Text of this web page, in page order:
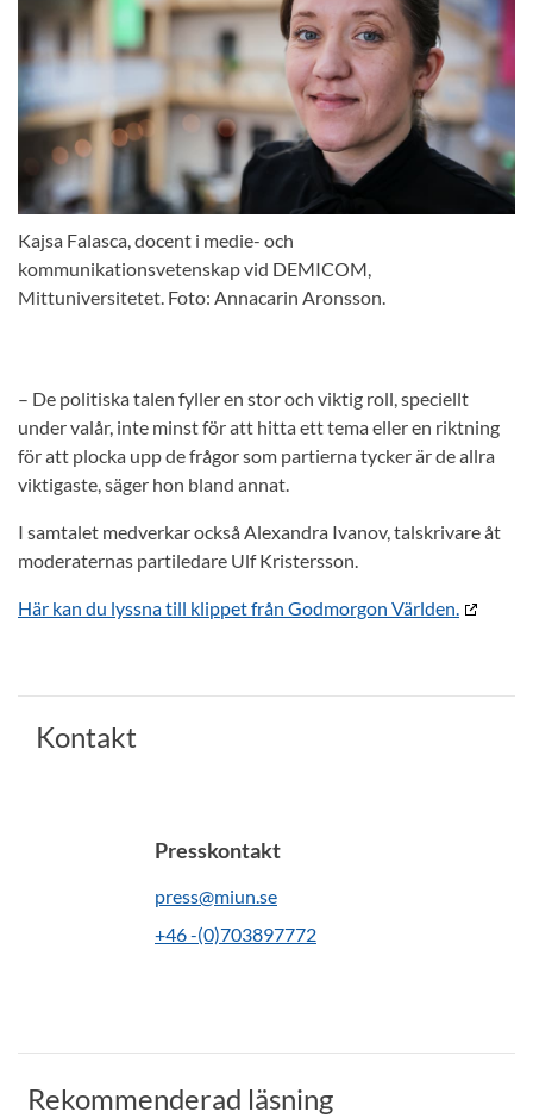
Kajsa Falasca, docent i medie- och
kommunikationsvetenskap vid DEMICOM,
Mittuniversitetet. Foto: Annacarin Aronsson.
– De politiska talen fyller en stor och viktig roll, speciellt
under valår, inte minst för att hitta ett tema eller en riktning
för att plocka upp de frågor som partierna tycker är de allra
viktigaste, säger hon bland annat.
I samtalet medverkar också Alexandra Ivanov, talskrivare åt
moderaternas partiledare Ulf Kristersson.
Här kan du lyssna till klippet från Godmorgon Världen.
Kontakt
Presskontakt
press@miun.se
+46 -(0)703897772
Rekommenderad läsning